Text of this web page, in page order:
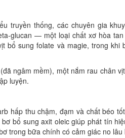
truyền thống, các chuyên gia
glucan — một loại chất xơ hòa
bổ sung folate và magie, trong
ngâm mềm), một nắm rau chân
luyện.
hấp thu chậm, đạm và chất béo
bổ sung axit oleic giúp phát tín
trong bữa chính có cảm giác no